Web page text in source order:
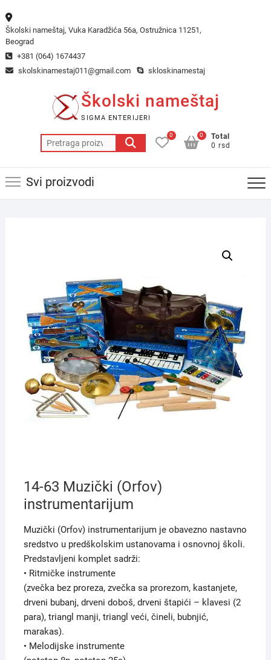
to
content
Školski nameštaj, Vuka Karadžića 56a, Ostružnica 11251,
Beograd
+381 (064) 1674437
skolskinamestaj011@gmail.com
skloskinamestaj
Školski nameštaj
SIGMA ENTERIJERI
Pretraga
za:
0
Total
0 rsd
0
Svi proizvodi
14-63 Muzički (Orfov)
instrumentarijum
Muzički (Orfov) instrumentarijum je obavezno nastavno
sredstvo u predškolskim ustanovama i osnovnoj školi.
Predstavljeni komplet sadrži:
• Ritmičke instrumente
(zvečka bez proreza, zvečka sa prorezom, kastanjete,
drveni bubanj, drveni doboš, drveni štapići – klavesi (2
para), triangl manji, triangl veći, čineli, bubnjić,
marakas).
• Melodijske instrumente